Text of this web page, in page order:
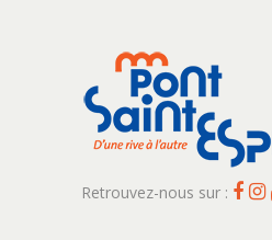
Retrouvez-nous sur :